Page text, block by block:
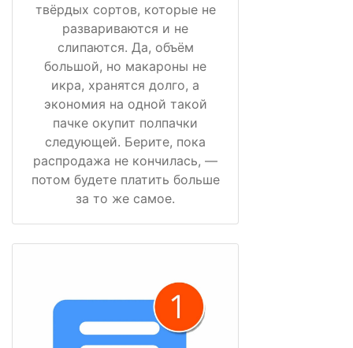
твёрдых сортов, которые не
развариваются и не
слипаются. Да, объём
большой, но макароны не
икра, хранятся долго, а
экономия на одной такой
пачке окупит полпачки
следующей. Берите, пока
распродажа не кончилась, —
потом будете платить больше
за то же самое.